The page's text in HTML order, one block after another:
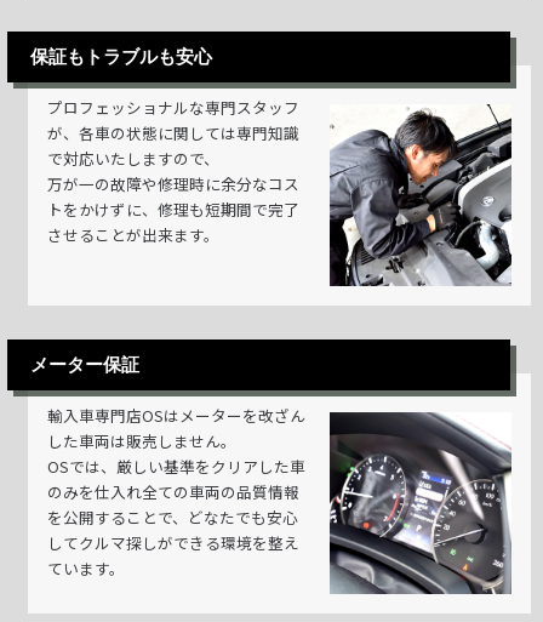
保証もトラブルも安心
プロフェッショナルな専門スタッフ
が、各車の状態に関しては専門知識
で対応いたしますので、
万が一の故障や修理時に余分なコス
トをかけずに、修理も短期間で完了
させることが出来ます。
メーター保証
輸入車専門店OSはメーターを改ざん
した車両は販売しません。
OSでは、厳しい基準をクリアした車
のみを仕入れ全ての車両の品質情報
を公開することで、どなたでも安心
してクルマ探しができる環境を整え
ています。